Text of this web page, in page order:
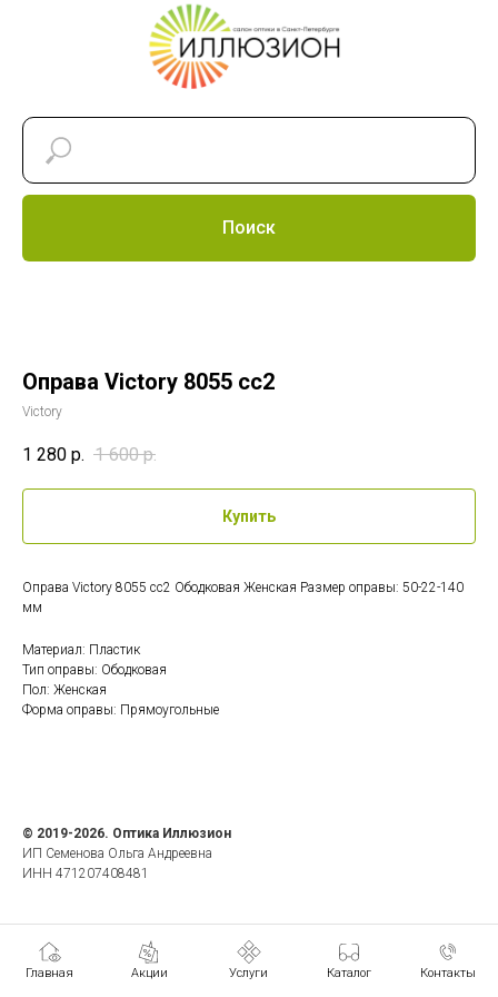
Поиск
Главная Акции Услуги Каталог Контакты
Оправа Victory 8055 cc2
Victory
1 280 р. 1 600 р.
Купить
Оправа Victory 8055 cc2 Ободковая Женская Размер оправы: 50-22-140
мм
Материал: Пластик
Тип оправы: Ободковая
Пол: Женская
Форма оправы: Прямоугольные
© 2019-2026. Оптика Иллюзион
ИП Семенова Ольга Андреевна
ИНН 471207408481